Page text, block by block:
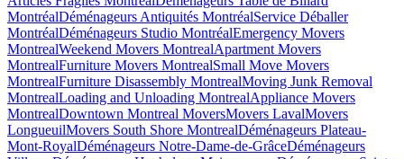
MontréalDéménageurs Antiquités MontréalService Déballer
MontréalDéménageurs Studio MontréalEmergency Movers
MontrealWeekend Movers MontrealApartment Movers
MontrealFurniture Movers MontrealSmall Move Movers
MontrealFurniture Disassembly MontrealMoving Junk Removal
MontrealLoading and Unloading MontrealAppliance Movers
MontrealDowntown Montreal MoversMovers LavalMovers
LongueuilMovers South Shore MontrealDéménageurs Plateau-
Mont-RoyalDéménageurs Notre-Dame-de-GrâceDéménageurs